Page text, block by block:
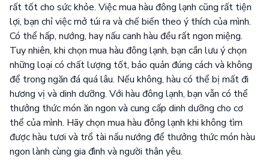
rất tốt cho sức khỏe. Việc mua hàu đông lạnh cũng rất tiện
lợi, bạn chỉ việc mở túi ra và chế biến theo ý thích của mình.
Có thể hấp, nướng, hay nấu canh hàu đều rất ngon miệng.
Tuy nhiên, khi chọn mua hàu đông lạnh, bạn cần lưu ý chọn
những loại có chất lượng tốt, bảo quản đúng cách và không
để trong ngăn đá quá lâu. Nếu không, hàu có thể bị mất đi
hương vị và dinh dưỡng. Với hàu đông lạnh, bạn vẫn có thể
thưởng thức món ăn ngon và cung cấp dinh dưỡng cho cơ
thể của mình. Hãy chọn mua hàu đông lạnh khi không tìm
được hàu tươi và trổ tài nấu nướng để thưởng thức món hàu
ngon lành cùng gia đình và người thân yêu.